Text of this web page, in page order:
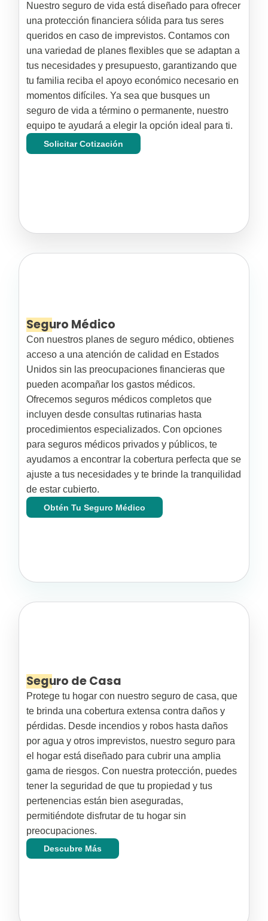
Nuestro seguro de vida está diseñado para ofrecer
una protección financiera sólida para tus seres
queridos en caso de imprevistos. Contamos con
una variedad de planes flexibles que se adaptan a
tus necesidades y presupuesto, garantizando que
tu familia reciba el apoyo económico necesario en
momentos difíciles. Ya sea que busques un
seguro de vida a término o permanente, nuestro
equipo te ayudará a elegir la opción ideal para ti.
Solicitar Cotización
Seguro Médico
Con nuestros planes de seguro médico, obtienes
acceso a una atención de calidad en Estados
Unidos sin las preocupaciones financieras que
pueden acompañar los gastos médicos.
Ofrecemos seguros médicos completos que
incluyen desde consultas rutinarias hasta
procedimientos especializados. Con opciones
para seguros médicos privados y públicos, te
ayudamos a encontrar la cobertura perfecta que se
ajuste a tus necesidades y te brinde la tranquilidad
de estar cubierto.
Obtén Tu Seguro Médico
Seguro de Casa
Protege tu hogar con nuestro seguro de casa, que
te brinda una cobertura extensa contra daños y
pérdidas. Desde incendios y robos hasta daños
por agua y otros imprevistos, nuestro seguro para
el hogar está diseñado para cubrir una amplia
gama de riesgos. Con nuestra protección, puedes
tener la seguridad de que tu propiedad y tus
pertenencias están bien aseguradas,
permitiéndote disfrutar de tu hogar sin
preocupaciones.
Descubre Más